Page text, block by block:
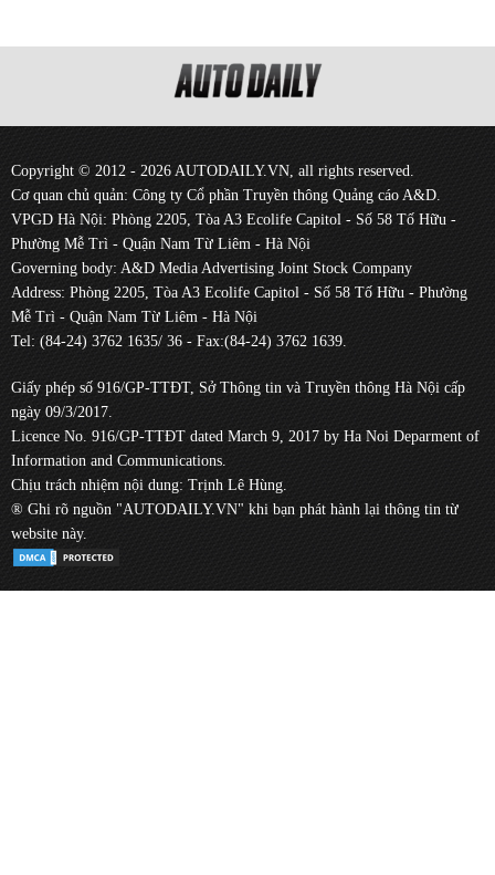
Copyright © 2012 - 2026 AUTODAILY.VN, all rights reserved.
Cơ quan chủ quản: Công ty Cổ phần Truyền thông Quảng cáo A&D.
VPGD Hà Nội: Phòng 2205, Tòa A3 Ecolife Capitol - Số 58 Tố Hữu -
Phường Mễ Trì - Quận Nam Từ Liêm - Hà Nội
Governing body: A&D Media Advertising Joint Stock Company
Address: Phòng 2205, Tòa A3 Ecolife Capitol - Số 58 Tố Hữu - Phường
Mễ Trì - Quận Nam Từ Liêm - Hà Nội
Tel: (84-24) 3762 1635/ 36 - Fax:(84-24) 3762 1639.
Giấy phép số 916/GP-TTĐT, Sở Thông tin và Truyền thông Hà Nội cấp
ngày 09/3/2017.
Licence No. 916/GP-TTĐT dated March 9, 2017 by Ha Noi Deparment of
Information and Communications.
Chịu trách nhiệm nội dung: Trịnh Lê Hùng.
® Ghi rõ nguồn "AUTODAILY.VN" khi bạn phát hành lại thông tin từ
website này.